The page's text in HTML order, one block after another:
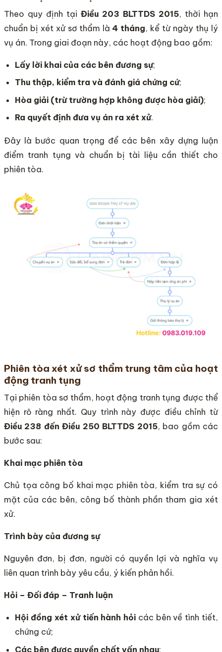
Theo quy định tại Điều 203 BLTTDS 2015, thời hạn
chuẩn bị xét xử sơ thẩm là 4 tháng, kể từ ngày thụ lý
vụ án. Trong giai đoạn này, các hoạt động bao gồm:
Lấy lời khai của các bên đương sự;
Thu thập, kiểm tra và đánh giá chứng cứ;
Hòa giải (trừ trường hợp không được hòa giải);
Ra quyết định đưa vụ án ra xét xử.
Đây là bước quan trọng để các bên xây dựng luận
điểm tranh tụng và chuẩn bị tài liệu cần thiết cho
phiên tòa.
Phiên tòa xét xử sơ thẩm trung tâm của hoạt
động tranh tụng
Tại phiên tòa sơ thẩm, hoạt động tranh tụng được thể
hiện rõ ràng nhất. Quy trình này được điều chỉnh từ
Điều 238 đến Điều 250 BLTTDS 2015, bao gồm các
bước sau:
Khai mạc phiên tòa
Chủ tọa công bố khai mạc phiên tòa, kiểm tra sự có
mặt của các bên, công bố thành phần tham gia xét
xử.
Trình bày của đương sự
Nguyên đơn, bị đơn, người có quyền lợi và nghĩa vụ
liên quan trình bày yêu cầu, ý kiến phản hồi.
Hỏi – Đối đáp – Tranh luận
Hội đồng xét xử tiến hành hỏi các bên về tình tiết,
chứng cứ;
Các bên được quyền chất vấn nhau;